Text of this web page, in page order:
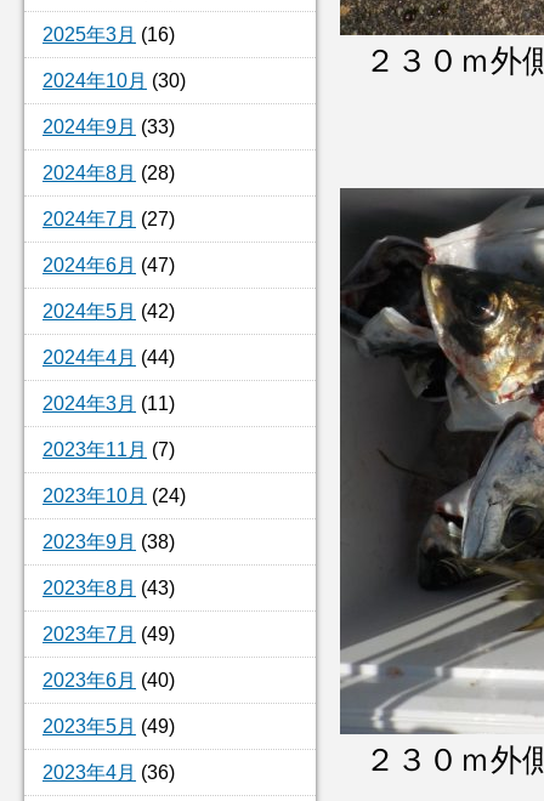
2025年3月 (16)
2024年10月 (30)
2024年9月 (33)
2024年8月 (28)
2024年7月 (27)
2024年6月 (47)
2024年5月 (42)
2024年4月 (44)
2024年3月 (11)
2023年11月 (7)
2023年10月 (24)
2023年9月 (38)
2023年8月 (43)
2023年7月 (49)
2023年6月 (40)
2023年5月 (49)
2023年4月 (36)
２３０ｍ
２３０ｍ